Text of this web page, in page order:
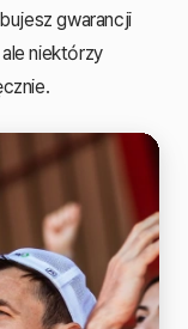
gwarancji
niektórzy